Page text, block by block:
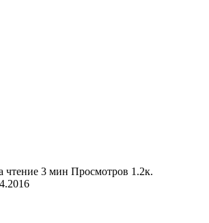
чтение 3 мин Просмотров 1.2к.